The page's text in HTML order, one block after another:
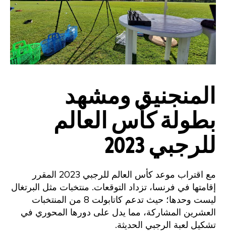
المنجنيق ومشهد
بطولة كأس العالم
للرجبي 2023
مع اقتراب موعد كأس العالم للرجبي 2023 المقرر
إقامتها في فرنسا، تزداد التوقعات. منتخبات مثل البرتغال
ليست وحدها؛ حيث تدعم كاتابولت 8 من المنتخبات
العشرين المشاركة، مما يدل على دورها المحوري في
تشكيل لعبة الرجبي الحديثة.